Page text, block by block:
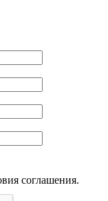
соглашения.